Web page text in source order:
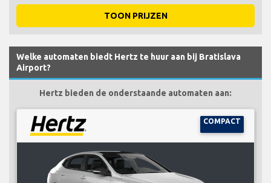
TOON PRIJZEN
Welke automaten biedt Hertz te huur aan bij Bratislava
Airport?
Hertz bieden de onderstaande automaten aan:
COMPACT